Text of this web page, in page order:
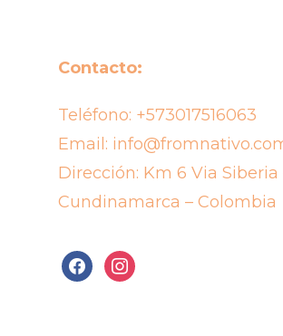
Contacto:
Teléfono: +573017516063
Email:
Dirección: Km 6 Via Siberia
Cundinamarca – Colombia
facebookinstagram